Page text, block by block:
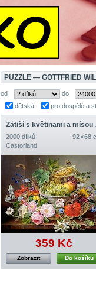
PUZZLE — GOTTFRIED
od do
dětská
pro dospělé a
2000 dílků
92 × 68
Castorland
359 Kč
Do košíku
Zobrazit